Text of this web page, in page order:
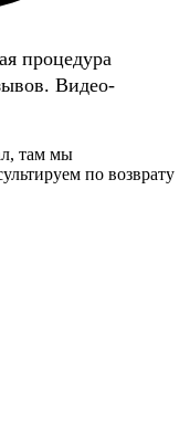
процедура
Видео-
там мы
по возврату